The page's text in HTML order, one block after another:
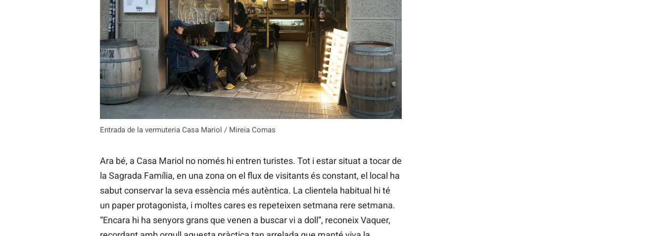
Entrada de la vermuteria Casa Mariol / Mireia Comas
Ara bé, a Casa Mariol no només hi entren turistes. Tot i estar situat a tocar de
la Sagrada Família, en una zona on el flux de visitants és constant, el local ha
sabut conservar la seva essència més autèntica. La clientela habitual hi té
un paper protagonista, i moltes cares es repeteixen setmana rere setmana.
“Encara hi ha senyors grans que venen a buscar vi a doll”, reconeix Vaquer,